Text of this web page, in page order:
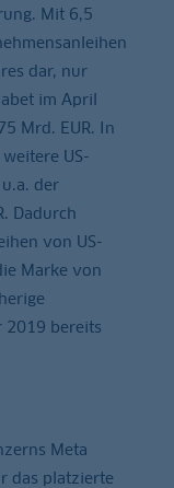
Mit 6,5
dar, nur
im April
Mrd. EUR. In
US-
der
Dadurch
von US-
Marke von
2019 bereits
Meta
das platzierte